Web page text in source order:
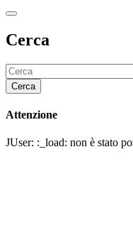
Cerca
Cerca
Attenzione
JUser: :_load: non è stato